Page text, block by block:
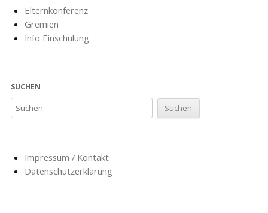
Elternkonferenz
Gremien
Info Einschulung
SUCHEN
Impressum / Kontakt
Datenschutzerklärung